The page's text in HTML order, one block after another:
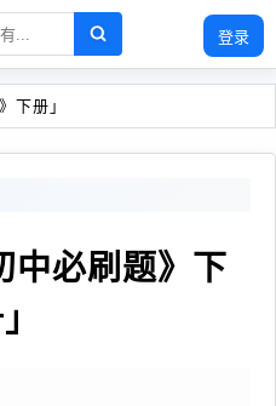
登录
下册」
中必刷题》下